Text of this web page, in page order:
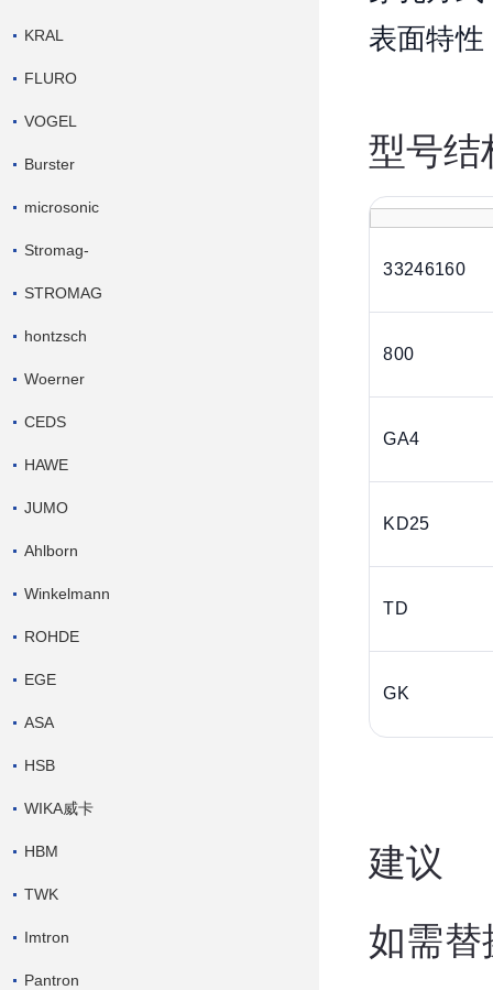
KRAL
FLURO
VOGEL
Burster
microsonic
Stromag-
STROMAG
hontzsch
Woerner
CEDS
HAWE
JUMO
Ahlborn
Winkelmann
ROHDE
EGE
ASA
HSB
WIKA威卡
HBM
TWK
Imtron
Pantron
表面特性
型号结
33246160
800
GA4
KD25
TD
GK
建议
如需